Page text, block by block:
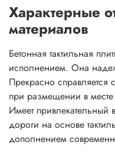
Характерные
материалов
Бетонная тактильная
исполнением. Она
Прекрасно справляется
при размещении в
Имеет
дороги на основе
дополнением